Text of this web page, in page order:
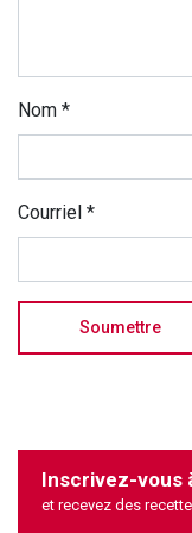
Nom *
Courriel *
Inscrivez-vous
et recevez des